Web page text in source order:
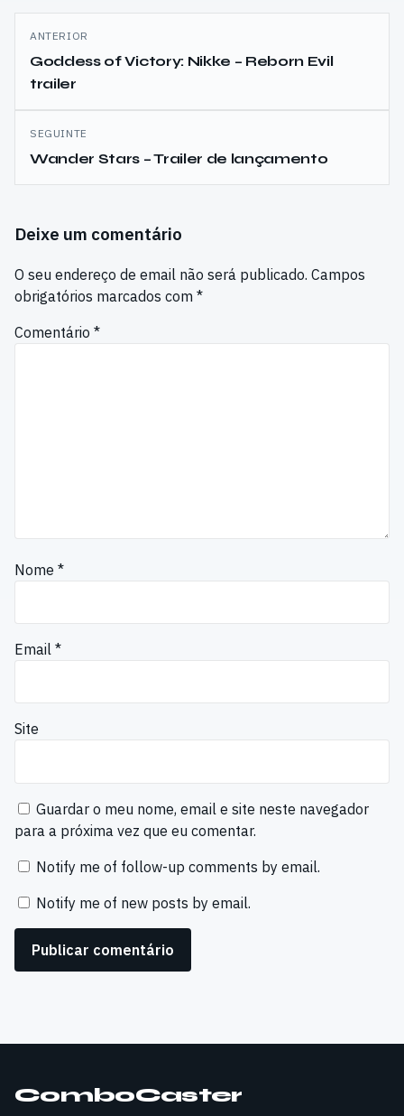
Navegação
de
artigos
ANTERIOR
Goddess of Victory: Nikke – Reborn Evil
trailer
SEGUINTE
Wander Stars – Trailer de lançamento
Deixe um comentário
O seu endereço de email não será publicado. Campos
obrigatórios marcados com *
Comentário *
Nome *
Email *
Site
Guardar o meu nome, email e site neste navegador
para a próxima vez que eu comentar.
Notify me of follow-up comments by email.
Notify me of new posts by email.
ComboCaster